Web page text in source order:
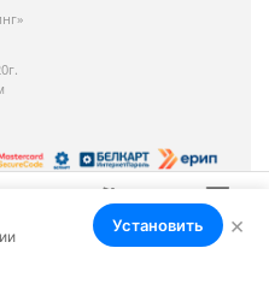
Сравнение Войти
местных
органов по
Установить ×